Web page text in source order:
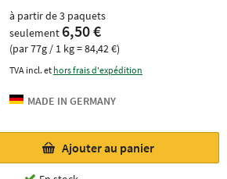
à partir de 3 paquets
seulement 6,50 €
(par 77g / 1 kg = 84,42 €)
TVA incl. et hors frais d'expédition
Ajouter au panier